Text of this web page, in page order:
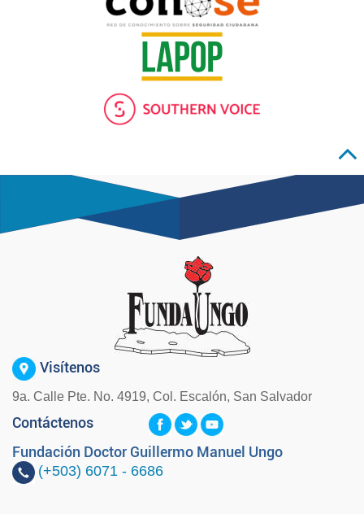
Visítenos
9a. Calle Pte. No. 4919, Col. Escalón, San Salvador
Contáctenos
Fundación Doctor Guillermo Manuel Ungo
(+503) 6071 - 6686